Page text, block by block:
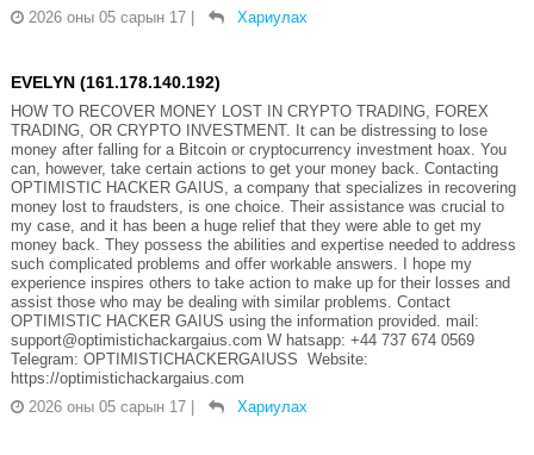
2026 оны 05 сарын 17
Хариулах
EVELYN (161.178.140.192)
HOW TO RECOVER MONEY LOST IN CRYPTO TRADING, FOREX
TRADING, OR CRYPTO INVESTMENT. It can be distressing to lose
money after falling for a Bitcoin or cryptocurrency investment hoax. You
can, however, take certain actions to get your money back. Contacting
OPTIMISTIC HACKER GAIUS, a company that specializes in recovering
money lost to fraudsters, is one choice. Their assistance was crucial to
my case, and it has been a huge relief that they were able to get my
money back. They possess the abilities and expertise needed to address
such complicated problems and offer workable answers. I hope my
experience inspires others to take action to make up for their losses and
assist those who may be dealing with similar problems. Contact
OPTIMISTIC HACKER GAIUS using the information provided. mail:
support@optimistichackargaius.com W hatsapp: +44 737 674 0569
Telegram: OPTIMISTICHACKERGAIUSS Website:
https://optimistichackargaius.com
2026 оны 05 сарын 17
Хариулах